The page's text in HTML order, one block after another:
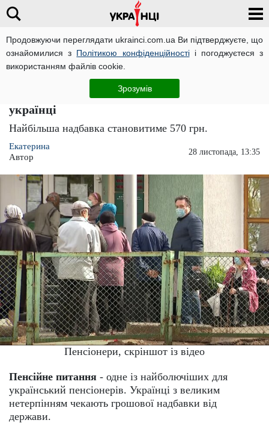
Продовжуючи переглядати ukrainci.com.ua Ви підтверджуєте, що
ознайомилися з Політикою конфіденційностіі погоджуєтеся з
використанням файлів cookie.
Зрозумів
Економіка
За декілька днів в Україні перерахують
пенсійні виплати: скільки отримуватимуть
українці
Найбільша надбавка становитиме 570 грн.
Екатерина
Автор
28 листопада, 13:35
Пенсіонери, скріншот із відео
Пенсійне питання - одне із найболючіших для
український пенсіонерів. Українці з великим
нетерпінням чекають грошової надбавки від
держави.